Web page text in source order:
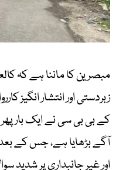
مبصرین کا ماننا ہے کہ
زبردستی اور انتشار انگیز
کے بی بی سی نے ایک بار
آگے بڑھایا ہے، جس کے
اور غیر جانبداری پر شدید